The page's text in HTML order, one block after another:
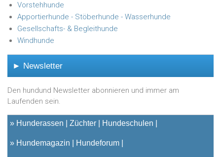
Vorstehhunde
Apportierhunde - Stöberhunde - Wasserhunde
Gesellschafts- & Begleithunde
Windhunde
► Newsletter
Den hundund Newsletter abonnieren und immer am
Laufenden sein.
» Hunderassen Züchter Hundeschulen
» Hundemagazin Hundeforum